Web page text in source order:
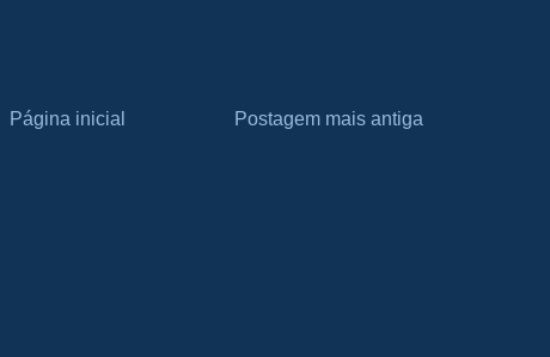
Postagem mais antiga
Página inicial